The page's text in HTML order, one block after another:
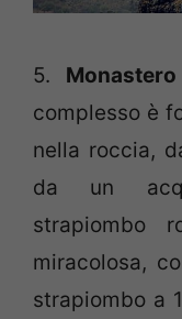
5.
complesso è
nella roccia,
da un
strapiombo
miracolosa,
strapiombo a